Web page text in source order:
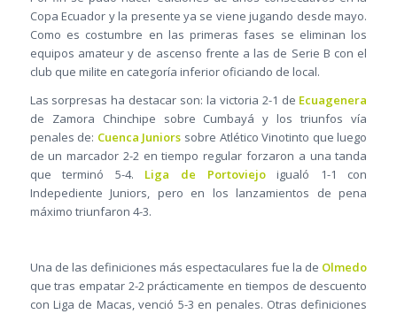
Copa Ecuador y la presente ya se viene jugando desde mayo.
Como es costumbre en las primeras fases se eliminan los
equipos amateur y de ascenso frente a las de Serie B con el
club que milite en categoría inferior oficiando de local.
Las sorpresas ha destacar son: la victoria 2-1 de Ecuagenera
de Zamora Chinchipe sobre Cumbayá y los triunfos vía
penales de: Cuenca Juniors sobre Atlético Vinotinto que luego
de un marcador 2-2 en tiempo regular forzaron a una tanda
que terminó 5-4. Liga de Portoviejoigualó 1-1 con
Indepediente Juniors, pero en los lanzamientos de pena
máximo triunfaron 4-3.
Una de las definiciones más espectaculares fue la de Olmedo
que tras empatar 2-2 prácticamente en tiempos de descuento
con Liga de Macas, venció 5-3 en penales. Otras definiciones